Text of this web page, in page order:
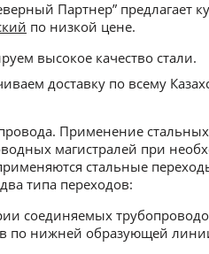
Партнер” предлагает
по низкой цене.
высокое качество стали.
доставку по всему
Применение
магистралей при
стальные
типа переходов:
соединяемых
по нижней образующей